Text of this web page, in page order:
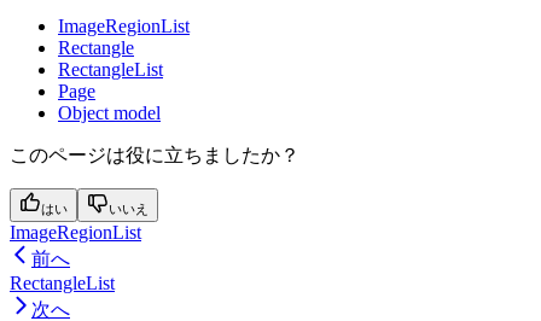
ImageRegionList
Rectangle
RectangleList
Page
Object model
このページは役に立ちましたか？
はい いいえ
ImageRegionList
前へ
RectangleList
次へ